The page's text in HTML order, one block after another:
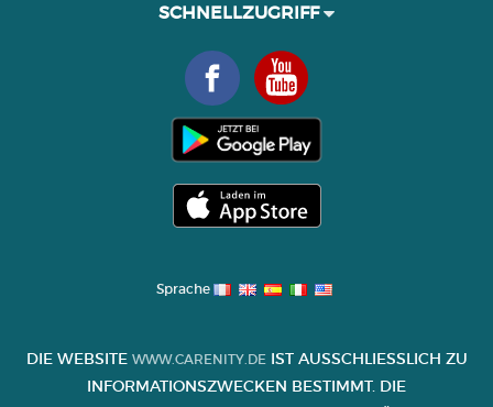
SCHNELLZUGRIFF
Sprache
DIE WEBSITE WWW.CARENITY.DEIST AUSSCHLIESSLICH ZU I
NFORMATIONSZWECKEN BESTIMMT. DIE I